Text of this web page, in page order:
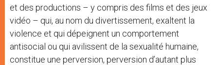
et des productions – y compris des films et des jeux
vidéo – qui, au nom du divertissement, exaltent la
violence et qui dépeignent un comportement
antisocial ou qui avilissent de la sexualité humaine,
constitue une perversion, perversion d’autant plus